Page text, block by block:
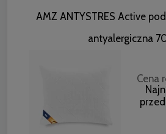
AMZ ANTYSTRES Active
antyalergiczna
Cena